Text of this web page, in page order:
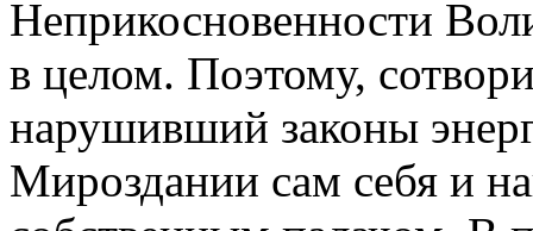
Неприкосновенности
в целом. Поэтому,
нарушивший законы
Мироздании сам себя и